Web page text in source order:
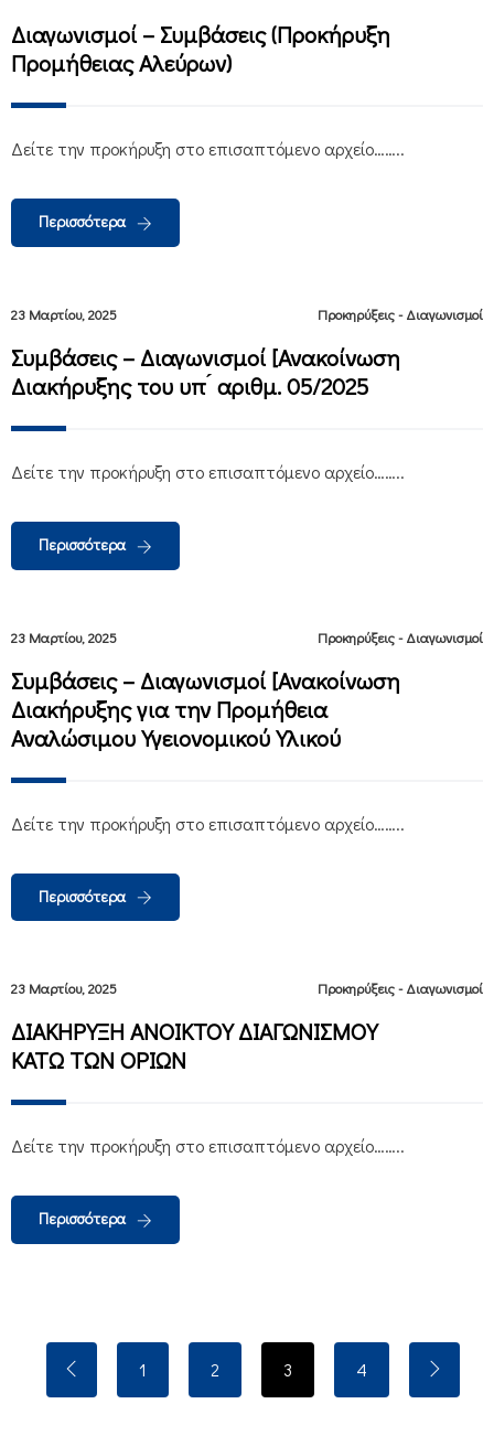
Διαγωνισμοί – Συμβάσεις (Προκήρυξη
Προμήθειας Αλεύρων)
Δείτε την προκήρυξη στο επισαπτόμενο αρχείο……..
Περισσότερα
23 Μαρτίου, 2025 Προκηρύξεις - Διαγωνισμοί
Συμβάσεις – Διαγωνισμοί [Ανακοίνωση
Διακήρυξης του υπ ́ αριθμ. 05/2025
Δείτε την προκήρυξη στο επισαπτόμενο αρχείο……..
Περισσότερα
23 Μαρτίου, 2025 Προκηρύξεις - Διαγωνισμοί
Συμβάσεις – Διαγωνισμοί [Ανακοίνωση
Διακήρυξης για την Προμήθεια
Αναλώσιμου Υγειονομικού Υλικού
Δείτε την προκήρυξη στο επισαπτόμενο αρχείο……..
Περισσότερα
23 Μαρτίου, 2025 Προκηρύξεις - Διαγωνισμοί
ΔΙΑΚΗΡΥΞΗ ΑΝΟΙΚΤΟΥ ΔΙΑΓΩΝΙΣΜΟΥ
ΚΑΤΩ ΤΩΝ ΟΡΙΩΝ
Δείτε την προκήρυξη στο επισαπτόμενο αρχείο……..
Περισσότερα
1 2 3 4